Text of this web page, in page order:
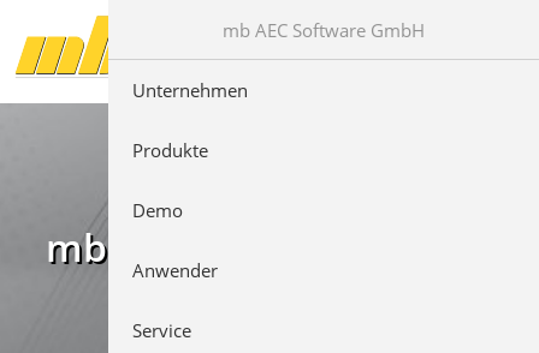
Direkt zur Hauptnavigation springen
Direkt zum Inhalt springen
mb Videos
mb AEC Software GmbH
Unternehmen
Produkte
Demo
Anwender
Service